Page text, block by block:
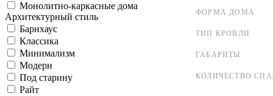
ФОРМА ДОМА
ТИП КРОВЛИ
ГАБАРИТЫ
КОЛИЧЕСТВО
Монолитно-каркасные дома
Архитектурный стиль
Барнхаус
Классика
Минимализм
Модерн
Под старину
Райт